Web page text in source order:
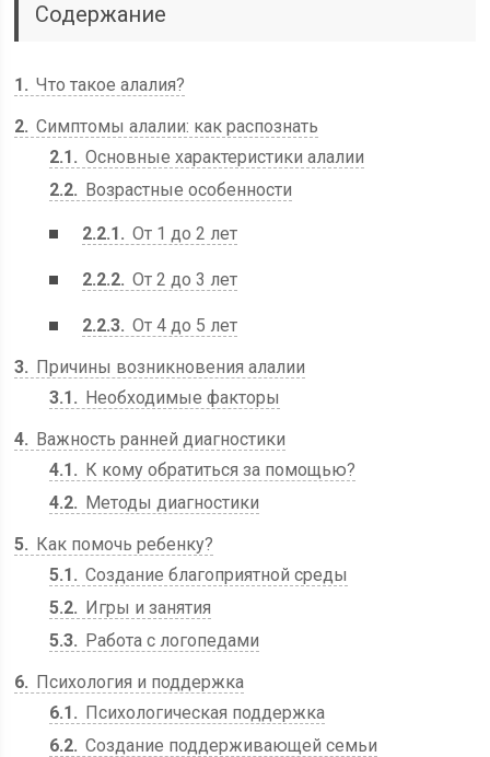
Содержание
1
Что такое алалия?
2 Симптомы алалии: как распознать
2.1
Основные характеристики алалии
2.2
Возрастные особенности
2.2.1 От 1 до 2 лет
2.2.2 От 2 до 3 лет
2.2.3 От 4 до 5 лет
3
Причины возникновения алалии
3.1
Необходимые факторы
4
Важность ранней диагностики
4.1
К кому обратиться за помощью?
4.2
Методы диагностики
5
Как помочь ребенку?
5.1
Создание благоприятной среды
5.2
Игры и занятия
5.3
Работа с логопедами
6
Психология и поддержка
6.1
Психологическая поддержка
6.2 Создание поддерживающей семьи